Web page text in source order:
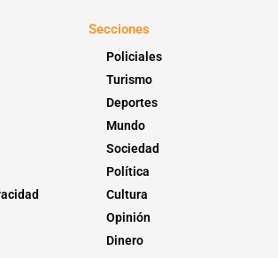
Secciones
Policiales
Turismo
Deportes
Mundo
Sociedad
Política
Cultura
Opinión
Dinero